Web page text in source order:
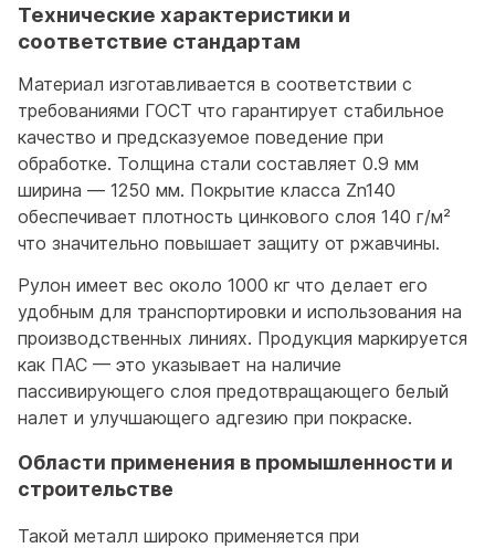
Технические характеристики и
соответствие стандартам
Материал изготавливается в соответствии с
требованиями ГОСТ что гарантирует стабильное
качество и предсказуемое поведение при
обработке. Толщина стали составляет 0.9 мм
ширина — 1250 мм. Покрытие класса Zn140
обеспечивает плотность цинкового слоя 140 г/м²
что значительно повышает защиту от ржавчины.
Рулон имеет вес около 1000 кг что делает его
удобным для транспортировки и использования на
производственных линиях. Продукция маркируется
как ПАС — это указывает на наличие
пассивирующего слоя предотвращающего белый
налет и улучшающего адгезию при покраске.
Области применения в промышленности и
строительстве
Такой металл широко применяется при